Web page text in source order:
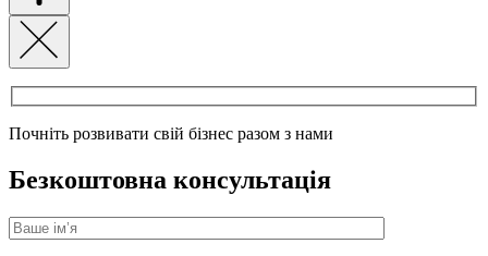
Почніть розвивати свій бізнес разом з нами
Безкоштовна консультація